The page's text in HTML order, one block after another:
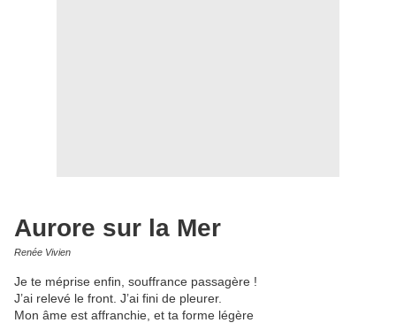
Aurore sur la Mer
Renée Vivien
Je te méprise enfin, souffrance passagère !
J’ai relevé le front. J’ai fini de pleurer.
Mon âme est affranchie, et ta forme légère